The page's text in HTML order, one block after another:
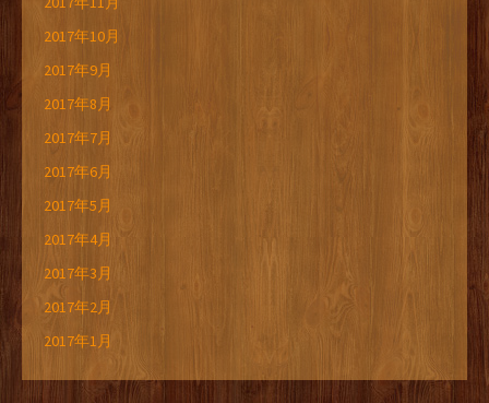
2017年10月
2017年9月
2017年8月
2017年7月
2017年6月
2017年5月
2017年4月
2017年3月
2017年2月
2017年1月